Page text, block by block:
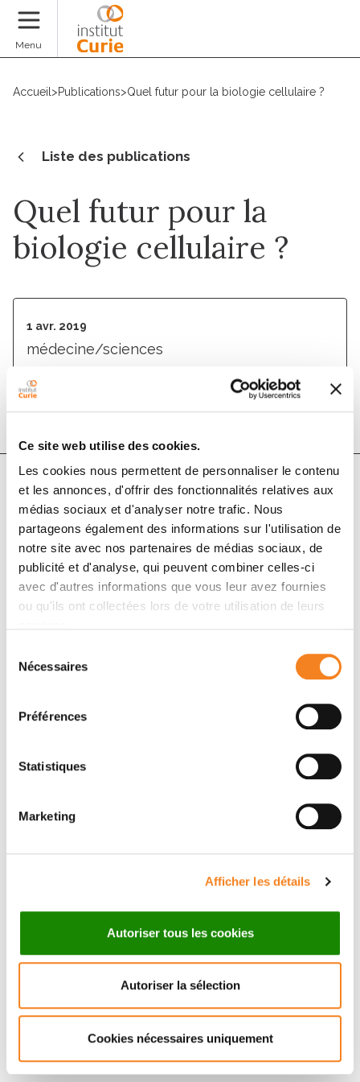
Ce site web utilise des cookies.
Les cookies nous permettent de personnaliser le contenu
et les annonces, d'offrir des fonctionnalités relatives aux
médias sociaux et d'analyser notre trafic. Nous
partageons également des informations sur l'utilisation de
notre site avec nos partenaires de médias sociaux, de
publicité et d'analyse, qui peuvent combiner celles-ci
avec d'autres informations que vous leur avez fournies
ou qu'ils ont collectées lors de votre utilisation de leurs
Nécessaires
Préférences
Statistiques
Marketing
Afficher les détails
Autoriser tous les cookies
Autoriser la sélection
Cookies nécessaires uniquement
Menu
Accueil >Publications>Quel futur pour la biologie cellulaire ?
Liste des publications
Quel futur pour la
biologie cellulaire ?
1 avr. 2019
médecine/sciences
DOI : 10.1051/medsci/2019057
Auteurs
Michel Bornens
Suivez l'Institut Curie
Retrouvez notre actualité sur les réseaux
sociaux et en vous inscrivant à notre newsletter.
Inscrivez-vous à la newsletter
Nous contacter